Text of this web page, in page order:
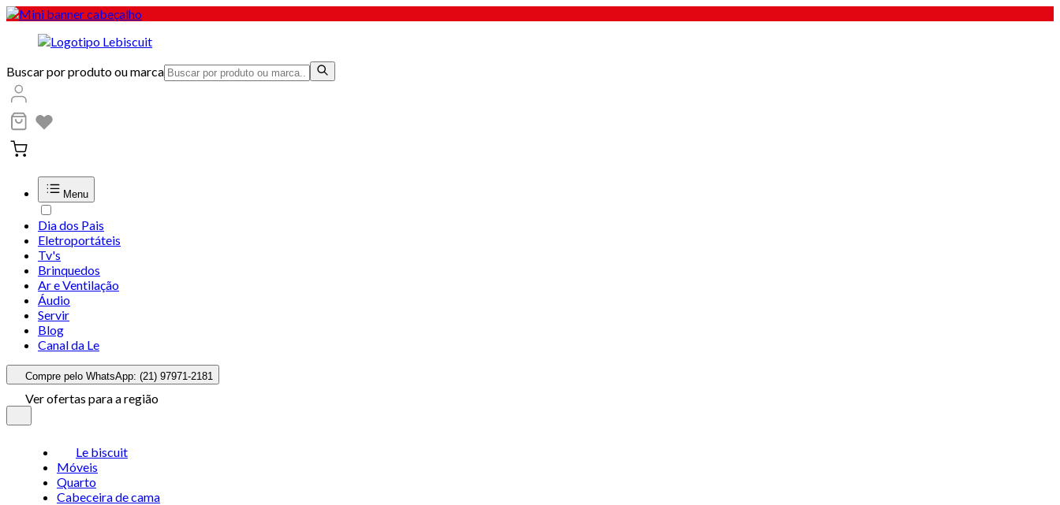
Buscar por produto ou marca
Menu
Dia dos Pais
Eletroportáteis
Tv's
Brinquedos
Ar e Ventilação
Áudio
Servir
Blog
Canal da Le
Compre pelo WhatsApp: (21) 97971-2181
Ver ofertas para a região
Le biscuit
Móveis
Quarto
Cabeceira de cama